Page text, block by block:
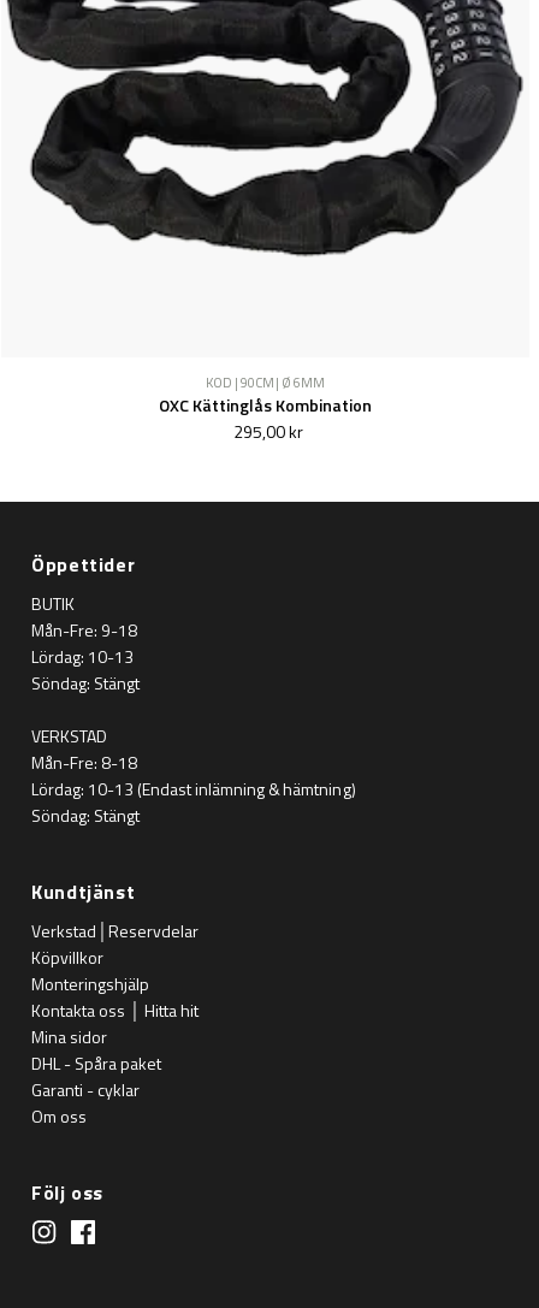
KOD | 90CM | Ø 6MM
OXC Kättinglås Kombination
295,00 kr
Öppettider
BUTIK
Mån-Fre: 9-18
Lördag: 10-13
Söndag: Stängt
VERKSTAD
Mån-Fre: 8-18
Lördag: 10-13 (Endast inlämning & hämtning)
Söndag: Stängt
Kundtjänst
Verkstad│Reservdelar
Köpvillkor
Monteringshjälp
Kontakta oss │ Hitta hit
Mina sidor
DHL - Spåra paket
Garanti - cyklar
Om oss
Följ oss